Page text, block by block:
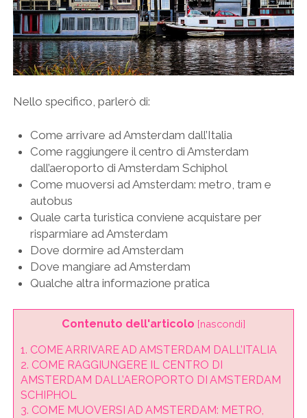
Nello specifico, parlerò di:
Come arrivare ad Amsterdam dall’Italia
Come raggiungere il centro di Amsterdam
dall’aeroporto di Amsterdam Schiphol
Come muoversi ad Amsterdam: metro, tram e
autobus
Quale carta turistica conviene acquistare per
risparmiare ad Amsterdam
Dove dormire ad Amsterdam
Dove mangiare ad Amsterdam
Qualche altra informazione pratica
Contenuto dell'articolo [nascondi]
1. COME ARRIVARE AD AMSTERDAM DALL’ITALIA
2. COME RAGGIUNGERE IL CENTRO DI
AMSTERDAM DALL’AEROPORTO DI AMSTERDAM
SCHIPHOL
3. COME MUOVERSI AD AMSTERDAM: METRO,